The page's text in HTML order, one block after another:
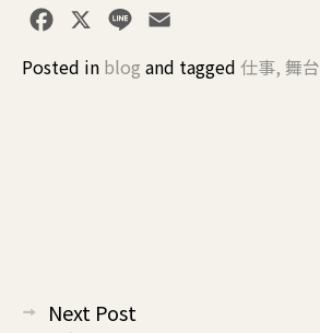
Facebook Line
Posted in blog and tagged 仕事, 舞台
投Next Post